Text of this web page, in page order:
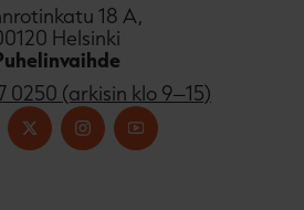
18 A,
Helsinki
0250 (arkisin klo 9–15)